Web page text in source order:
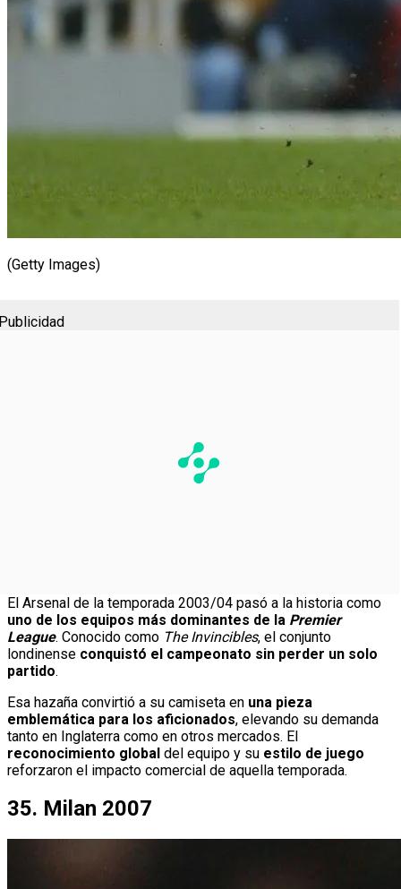
(Getty Images)
El Arsenal de la temporada 2003/04 pasó a la historia como
uno de los equipos más dominantes de la Premier
League. Conocido como The Invincibles, el conjunto
londinense conquistó el campeonato sin perder un solo
partido.
Esa hazaña convirtió a su camiseta en una pieza
emblemática para los aficionados, elevando su demanda
tanto en Inglaterra como en otros mercados. El
reconocimiento global del equipo y su estilo de juego
reforzaron el impacto comercial de aquella temporada.
35. Milan 2007